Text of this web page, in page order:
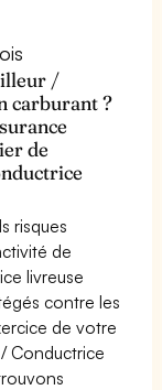
/
carburant ?
de
risques
de
livreuse
contre les
de votre
Conductrice